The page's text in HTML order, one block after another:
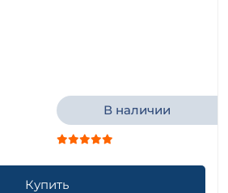
В наличии
Купить